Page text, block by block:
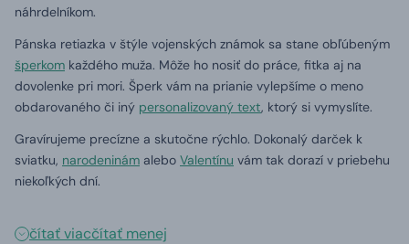
náhrdelníkom.
Pánska retiazka v štýle vojenských známok sa stane obľúbeným
šperkom každého muža. Môže ho nosiť do práce, fitka aj na
dovolenke pri mori. Šperk vám na prianie vylepšíme o meno
obdarovaného či iný personalizovaný text, ktorý si vymyslíte.
Gravírujeme precízne a skutočne rýchlo. Dokonalý darček k
sviatku, narodeninám alebo Valentínu vám tak dorazí v priebehu
niekoľkých dní.
čítať viacčítať menej